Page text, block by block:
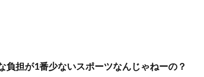
負担が1番少ないスポーツなんじゃねーの？